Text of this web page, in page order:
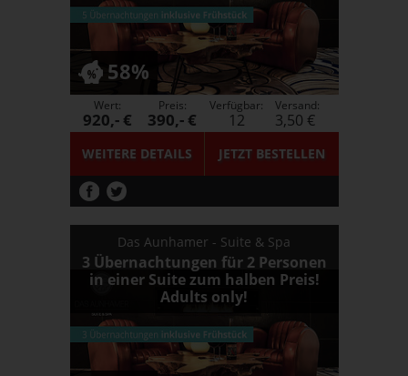
58%
WEITERE DETAILS JETZTBESTELLEN
Wert:
920,- €
Preis:
390,- €
Verfügbar:
12
Versand:
3,50 €
Das Aunhamer - Suite & Spa
3 Übernachtungen für 2 Personen
in einer Suite zum halben Preis!
Adults only!